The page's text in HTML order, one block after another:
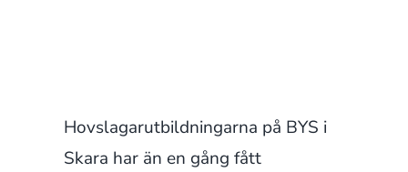
Hovslagarutbildningarna på BYS i
Skara har än en gång fått